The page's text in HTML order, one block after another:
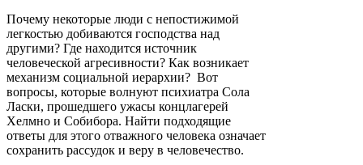
Почему некоторые люди с непостижимой
легкостью добиваются господства над
другими? Где находится источник
человеческой агресивности? Как возникает
механизм социальной иерархии? Вот
вопросы, которые волнуют психиатра Сола
Ласки, прошедшего ужасы концлагерей
Хелмно и Собибора. Найти подходящие
ответы для этого отважного человека означает
сохранить рассудок и веру в человечество.